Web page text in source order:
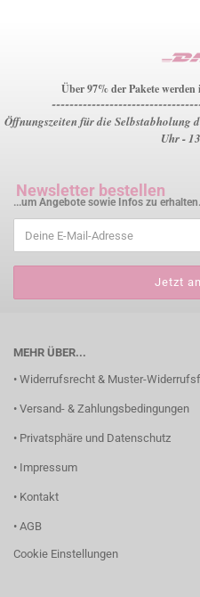
Über 97% der Pakete
Öffnungszeiten für die Selbstabholung
Uhr -
Newsletter bestellen
...um Angebote sowie Infos zu erhalten.
MEHR ÜBER...
• Widerrufsrecht & Muster-
• Versand- & Zahlungsbedingungen
• Privatsphäre und Datenschutz
• Impressum
• Kontakt
• AGB
Cookie Einstellungen